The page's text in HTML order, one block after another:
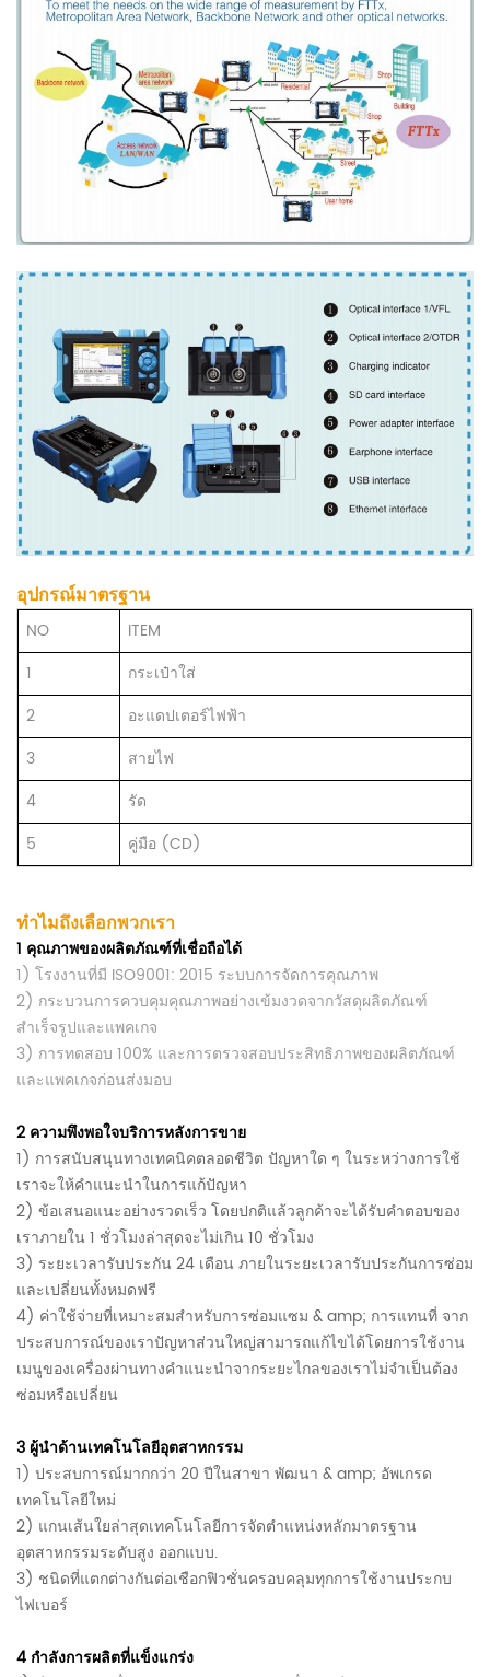
อุปกรณ์มาตรฐาน
NO
ITEM
1
กระเป๋าใส่
2
อะแดปเตอร์ไฟฟ้า
3
สายไฟ
4
รัด
5
คู่มือ (CD)
ทำไมถึงเลือกพวกเรา
1 คุณภาพของผลิตภัณฑ์ที่เชื่อถือได้
1) โรงงานที่มี ISO9001: 2015 ระบบการจัดการคุณภาพ
2) กระบวนการควบคุมคุณภาพอย่างเข้มงวดจากวัสดุผลิตภัณฑ์
สำเร็จรูปและแพคเกจ
3) การทดสอบ 100% และการตรวจสอบประสิทธิภาพของผลิตภัณฑ์
และแพคเกจก่อนส่งมอบ
2 ความพึงพอใจบริการหลังการขาย
1) การสนับสนุนทางเทคนิคตลอดชีวิต ปัญหาใด ๆ ในระหว่างการใช้
เราจะให้คำแนะนำในการแก้ปัญหา
2) ข้อเสนอแนะอย่างรวดเร็ว โดยปกติแล้วลูกค้าจะได้รับคำตอบของ
เราภายใน 1 ชั่วโมงล่าสุดจะไม่เกิน 10 ชั่วโมง
3) ระยะเวลารับประกัน 24 เดือน ภายในระยะเวลารับประกันการซ่อม
และเปลี่ยนทั้งหมดฟรี
4) ค่าใช้จ่ายที่เหมาะสมสำหรับการซ่อมแซม & amp; การแทนที่ จาก
ประสบการณ์ของเราปัญหาส่วนใหญ่สามารถแก้ไขได้โดยการใช้งาน
เมนูของเครื่องผ่านทางคำแนะนำจากระยะไกลของเราไม่จำเป็นต้อง
ซ่อมหรือเปลี่ยน
3 ผู้นำด้านเทคโนโลยีอุตสาหกรรม
1) ประสบการณ์มากกว่า 20 ปีในสาขา พัฒนา & amp; อัพเกรด
เทคโนโลยีใหม่
2) แกนเส้นใยล่าสุดเทคโนโลยีการจัดตำแหน่งหลักมาตรฐาน
อุตสาหกรรมระดับสูง ออกแบบ.
3) ชนิดที่แตกต่างกันต่อเชือกฟิวชั่นครอบคลุมทุกการใช้งานประกบ
ไฟเบอร์
4กำลังการผลิตที่แข็งแกร่ง